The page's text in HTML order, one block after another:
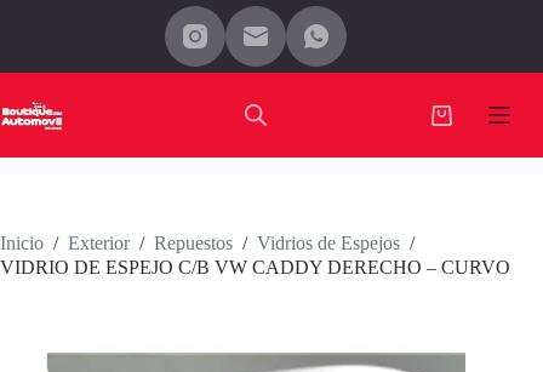
Carro
Inicio / Exterior / Repuestos / Vidrios de Espejos /
VIDRIO DE ESPEJO C/B VW CADDY DERECHO – CURVO